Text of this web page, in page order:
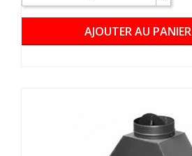
AJOUTER AU PANIER